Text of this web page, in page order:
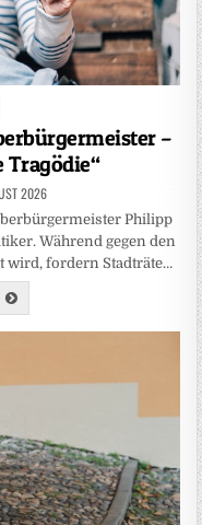
–
Tragödie“
2026
Philipp
Während gegen den
wird, fordern Stadträte…